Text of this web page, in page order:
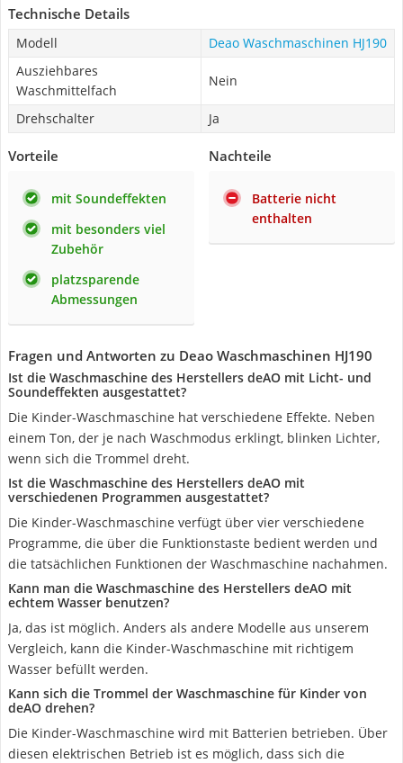
Technische Details
Modell
Deao Waschmaschinen HJ190
Ausziehbares
Waschmittelfach
Nein
Drehschalter Ja
Vorteile
mit Soundeffekten
mit besonders viel
Zubehör
platzsparende
Abmessungen
Nachteile
Batterie nicht
enthalten
Fragen und Antworten zu Deao Waschmaschinen HJ190
Ist die Waschmaschine des Herstellers deAO mit Licht- und
Soundeffekten ausgestattet?
Die Kinder-Waschmaschine hat verschiedene Effekte. Neben
einem Ton, der je nach Waschmodus erklingt, blinken Lichter,
wenn sich die Trommel dreht.
Ist die Waschmaschine des Herstellers deAO mit
verschiedenen Programmen ausgestattet?
Die Kinder-Waschmaschine verfügt über vier verschiedene
Programme, die über die Funktionstaste bedient werden und
die tatsächlichen Funktionen der Waschmaschine nachahmen.
Kann man die Waschmaschine des Herstellers deAO mit
echtem Wasser benutzen?
Ja, das ist möglich. Anders als andere Modelle aus unserem
Vergleich, kann die Kinder-Waschmaschine mit richtigem
Wasser befüllt werden.
Kann sich die Trommel der Waschmaschine für Kinder von
deAO drehen?
Die Kinder-Waschmaschine wird mit Batterien betrieben. Über
diesen elektrischen Betrieb ist es möglich, dass sich die